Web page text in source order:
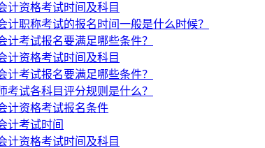
计资格考试时间及科目
计职称考试的报名时间一般是什么时候？
计考试报名要满足哪些条件？
计资格考试时间及科目
计考试报名要满足哪些条件？
考试各科目评分规则是什么？
计资格考试报名条件
计考试时间
计资格考试时间及科目